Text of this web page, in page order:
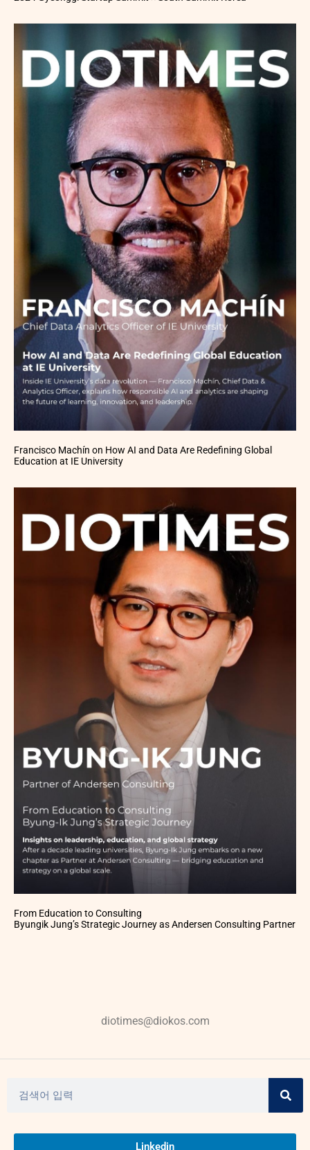
Francisco Machín on How AI and Data Are Redefining Global
Education at IE University
From Education to Consulting
Byungik Jung’s Strategic Journey as Andersen Consulting Partner
diotimes@diokos.com
Linkedin